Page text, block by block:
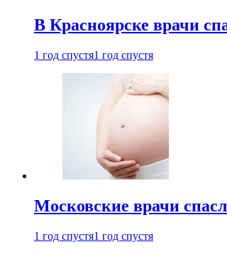
В Красноярске врачи
1 год спустя1 год спустя
Московские врачи
1 год спустя1 год спустя